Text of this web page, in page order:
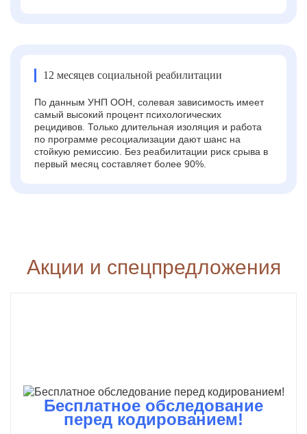
12 месяцев социальной реабилитации
По данным УНП ООН, солевая зависимость имеет
самый высокий процент психологических
рецидивов. Только длительная изоляция и работа
по программе ресоциализации дают шанс на
стойкую ремиссию. Без реабилитации риск срыва в
первый месяц составляет более 90%.
Акции и спецпредложения
Бесплатное обследование
перед кодированием!